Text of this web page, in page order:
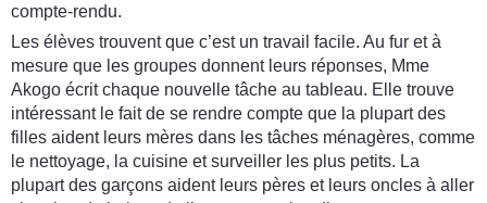
compte-rendu.
Les élèves trouvent que c’est un travail facile. Au fur et à
mesure que les groupes donnent leurs réponses, Mme
Akogo écrit chaque nouvelle tâche au tableau. Elle trouve
intéressant le fait de se rendre compte que la plupart des
filles aident leurs mères dans les tâches ménagères, comme
le nettoyage, la cuisine et surveiller les plus petits. La
plupart des garçons aident leurs pères et leurs oncles à aller